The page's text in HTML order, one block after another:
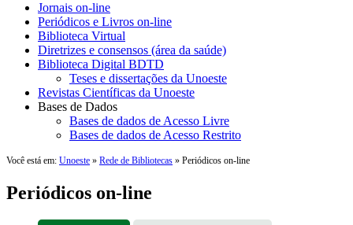
Jornais on-line
Periódicos e Livros on-line
Biblioteca Virtual
Diretrizes e consensos (área da saúde)
Biblioteca Digital BDTD
Teses e dissertações da Unoeste
Revistas Científicas da Unoeste
Bases de Dados
Bases de dados de Acesso Livre
Bases de dados de Acesso Restrito
Você está em: Unoeste » Rede de Bibliotecas » Periódicos on-line
Periódicos on-line